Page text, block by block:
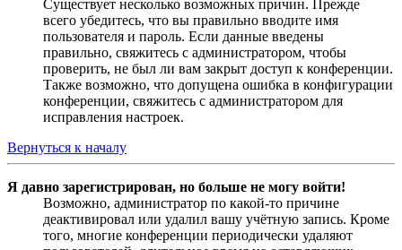
Существует несколько возможных причин. Прежде
всего убедитесь, что вы правильно вводите имя
пользователя и пароль. Если данные введены
правильно, свяжитесь с администратором, чтобы
проверить, не был ли вам закрыт доступ к конференции.
Также возможно, что допущена ошибка в конфигурации
конференции, свяжитесь с администратором для
исправления настроек.
Вернуться к началу
Я давно зарегистрирован, но больше не могу войти!
Возможно, администратор по какой-то причине
деактивировал или удалил вашу учётную запись. Кроме
того, многие конференции периодически удаляют